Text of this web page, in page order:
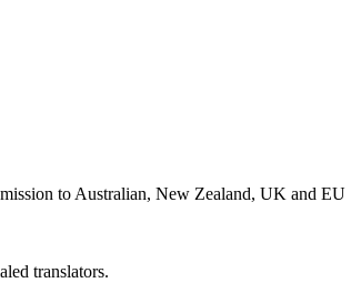
to Australian, New Zealand, UK and EU
translators.